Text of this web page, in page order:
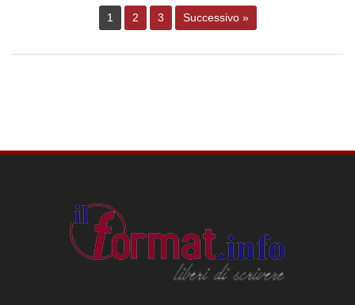
1 2 3 Successivo »